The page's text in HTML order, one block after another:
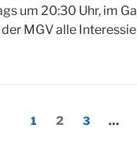
um 20:30 Uhr, im
MGV alle
Seite
1 Seite
2 Seite
3 …